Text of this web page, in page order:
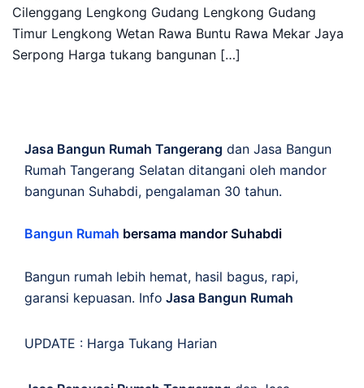
Cilenggang Lengkong Gudang Lengkong Gudang
Timur Lengkong Wetan Rawa Buntu Rawa Mekar Jaya
Serpong Harga tukang bangunan […]
Jasa Bangun Rumah Tangerang dan Jasa Bangun
Rumah Tangerang Selatan ditangani oleh mandor
bangunan Suhabdi, pengalaman 30 tahun.
Bangun Rumah bersama mandor Suhabdi
Bangun rumah lebih hemat, hasil bagus, rapi,
garansi kepuasan. Info Jasa Bangun Rumah
UPDATE : Harga Tukang Harian